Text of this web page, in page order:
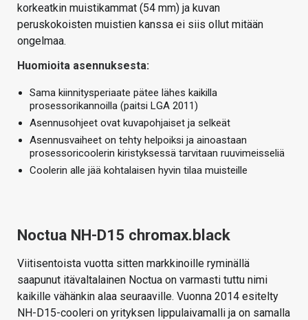
korkeatkin muistikammat (54 mm) ja kuvan
peruskokoisten muistien kanssa ei siis ollut mitään
ongelmaa.
Huomioita asennuksesta:
Sama kiinnitysperiaate pätee lähes kaikilla
prosessorikannoilla (paitsi LGA 2011)
Asennusohjeet ovat kuvapohjaiset ja selkeät
Asennusvaiheet on tehty helpoiksi ja ainoastaan
prosessoricoolerin kiristyksessä tarvitaan ruuvimeisseliä
Coolerin alle jää kohtalaisen hyvin tilaa muisteille
Noctua NH-D15 chromax.black
Viitisentoista vuotta sitten markkinoille ryminällä
saapunut itävaltalainen Noctua on varmasti tuttu nimi
kaikille vähänkin alaa seuraaville. Vuonna 2014 esitelty
NH-D15-cooleri on yrityksen lippulaivamalli ja on samalla